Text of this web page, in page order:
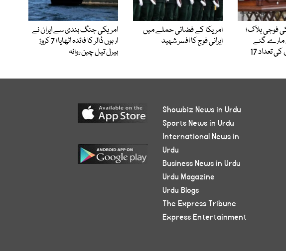
فوجی ہلاک؛
مارے گئے
امریکی اہلکاروں کی تعداد 17
امریکا کے فضائی حملے میں
ایرانی فوج کا افسر شہید
امریکی جنگ بندی سے ایران نے
اربوں ڈالر کا فائدہ اٹھایا؛ 7 کروڑ
بیرل تیل چین روانہ
Showbiz News in Urdu
Sports News in Urdu
International News in
Urdu
Business News in Urdu
Urdu Magazine
Urdu Blogs
The Express Tribune
Express Entertainment